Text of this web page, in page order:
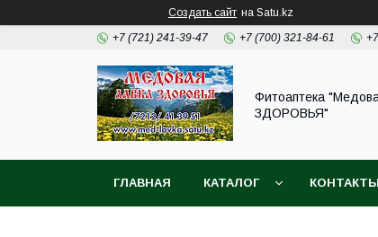
Создать сайт на Satu.kz
+7 (721) 241-39-47 +7 (700) 321-84-61
Фитоаптека
ЗДОРОВЬЯ"
ГЛАВНАЯ КАТАЛОГ КОНТАКТЫ